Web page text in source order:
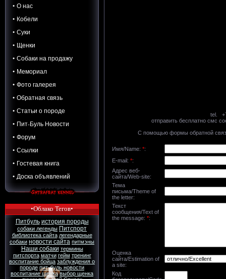
• О нас
• Кобели
• Суки
• Щенки
• Собаки на продажу
• Мемориал
• Фото галерея
• Обратная связь
• Статьи о породе
• Пит-Буль Новости
• Форум
• Ссылки
• Гостевая книга
• Доска объявлений
•Облако Тегов•
Питбуль история породы
собаки легенды Питспорт
библиотека сайта легендарные
собаки новости сайта питмэны
Наши собаки термины
питспорта матчи гейм тренинг
воспитание бойца заблуждения о
породе пит-буль новости
воспитание щенка выбор щенка
tel.
отправить бесплатно смс
С помощью формы обратной
Имя/Name: *:
E-mail: *:
Адрес веб-
сайта/Web-site:
Тема
письма/Theme of
the letter:
Текст
сообщения/Text of
the message: *:
Оценка
сайта/Estimation of
a site:
Код